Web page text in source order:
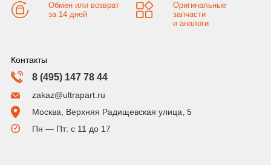
Обмен или возврат
за 14 дней
Оригинальные
запчасти
и аналоги
Контакты
8 (495) 147 78 44
zakaz@ultrapart.ru
Москва, Верхняя Радищевская улица, 5
Пн — Пт: с 11 до 17